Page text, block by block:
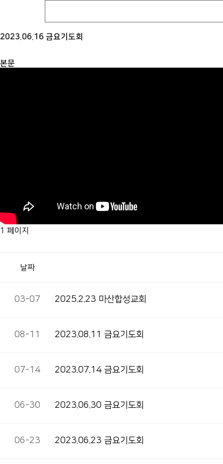
2023.06.16 금요기도회
본문
1 페이지
날짜
03-07 2025.2.23 마산합성교회
08-11 2023.08.11 금요기도회
07-14 2023.07.14 금요기도회
06-30 2023.06.30 금요기도회
06-23 2023.06.23 금요기도회